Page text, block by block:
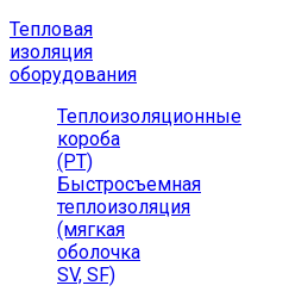
Тепловая
изоляция
оборудования
Теплоизоляционные
короба
(РТ)
Быстросъемная
теплоизоляция
(мягкая
оболочка
SV, SF)